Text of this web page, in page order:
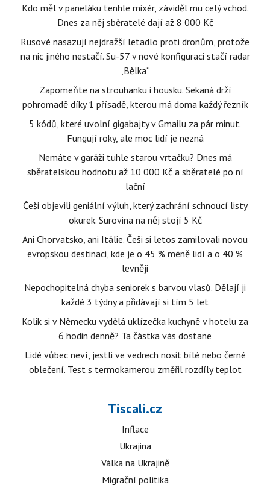
Kdo měl v paneláku tenhle mixér, záviděl mu celý vchod.
Dnes za něj sběratelé dají až 8 000 Kč
Rusové nasazují nejdražší letadlo proti dronům, protože
na nic jiného nestačí. Su-57 v nové konfiguraci stačí radar
„Bělka“
Zapomeňte na strouhanku i housku. Sekaná drží
pohromadě díky 1 přísadě, kterou má doma každý řezník
5 kódů, které uvolní gigabajty v Gmailu za pár minut.
Fungují roky, ale moc lidí je nezná
Nemáte v garáži tuhle starou vrtačku? Dnes má
sběratelskou hodnotu až 10 000 Kč a sběratelé po ní
lační
Češi objevili geniální výluh, který zachrání schnoucí listy
okurek. Surovina na něj stojí 5 Kč
Ani Chorvatsko, ani Itálie. Češi si letos zamilovali novou
evropskou destinaci, kde je o 45 % méně lidí a o 40 %
levněji
Nepochopitelná chyba seniorek s barvou vlasů. Dělají ji
každé 3 týdny a přidávají si tím 5 let
Kolik si v Německu vydělá uklízečka kuchyně v hotelu za
6 hodin denně? Ta částka vás dostane
Lidé vůbec neví, jestli ve vedrech nosit bílé nebo černé
oblečení. Test s termokamerou změřil rozdíly teplot
Tiscali.cz
Inflace
Ukrajina
Válka na Ukrajině
Migrační politika